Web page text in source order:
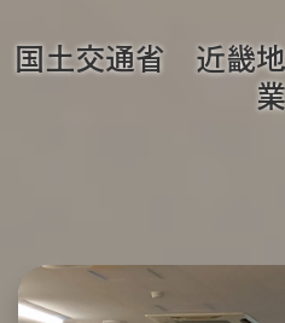
国土交通省 近畿
業